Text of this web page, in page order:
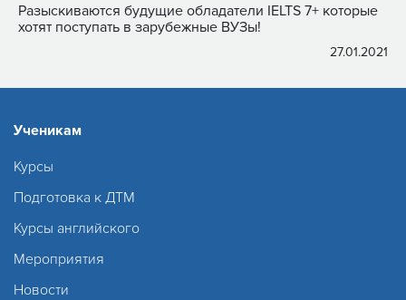
Разыскиваются будущие обладатели IELTS 7+ которые
хотят поступать в зарубежные ВУЗы!
27.01.2021
Ученикам
Курсы
Подготовка к ДТМ
Курсы английского
Мероприятия
Новости